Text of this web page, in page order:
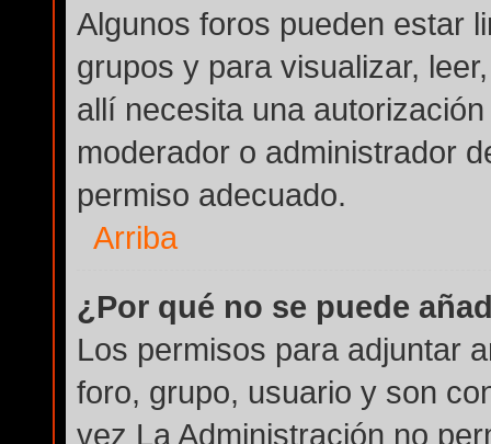
Algunos foros pueden estar
grupos y para visualizar,
allí necesita una
moderador o administrador
permiso adecuado.
Arriba
¿Por qué no se puede
Los permisos para adjuntar
foro, grupo, usuario y son
vez La Administración no